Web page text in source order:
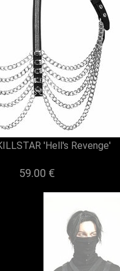
'Hell's Revenge'
59.00 €